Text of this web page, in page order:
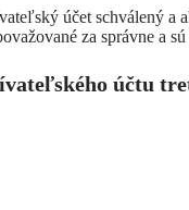
účet schválený a
za správne a
účtu